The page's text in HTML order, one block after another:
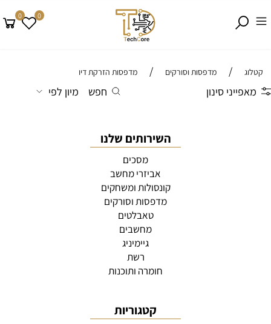
0 0
קטלוג / מדפסות וסורקים / מדפסות הזרקת דיו
מאפייני סינון חפש מיון לפי
השירותים שלנו
מסכים
אביזרי מחשב
קונסולות ומשחקים
מדפסות וסורקים
טאבלטים
מחשבים
גיימיניג
רשת
חומרה ותוכנות
קטגוריות